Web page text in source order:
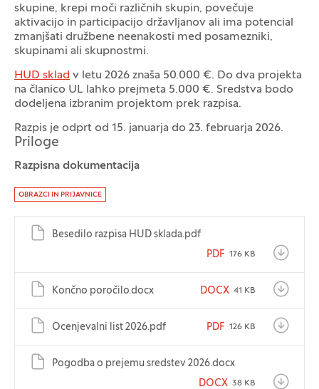
skupine, krepi moči različnih skupin, povečuje
aktivacijo in participacijo državljanov ali ima potencial
zmanjšati družbene neenakosti med posamezniki,
skupinami ali skupnostmi.
HUD sklad v letu 2026 znaša 50.000 €. Do dva projekta
na članico UL lahko prejmeta 5.000 €. Sredstva bodo
dodeljena izbranim projektom prek razpisa.
Razpis je odprt od 15. januarja do 23. februarja 2026.
Priloge
Razpisna dokumentacija
OBRAZCI IN PRIJAVNICE
Besedilo razpisa HUD sklada.pdf
PDF 176 KB
Končno poročilo.docx DOCX 41 KB
Ocenjevalni list 2026.pdf PDF 126 KB
Pogodba o prejemu sredstev 2026.docx
DOCX 38 KB